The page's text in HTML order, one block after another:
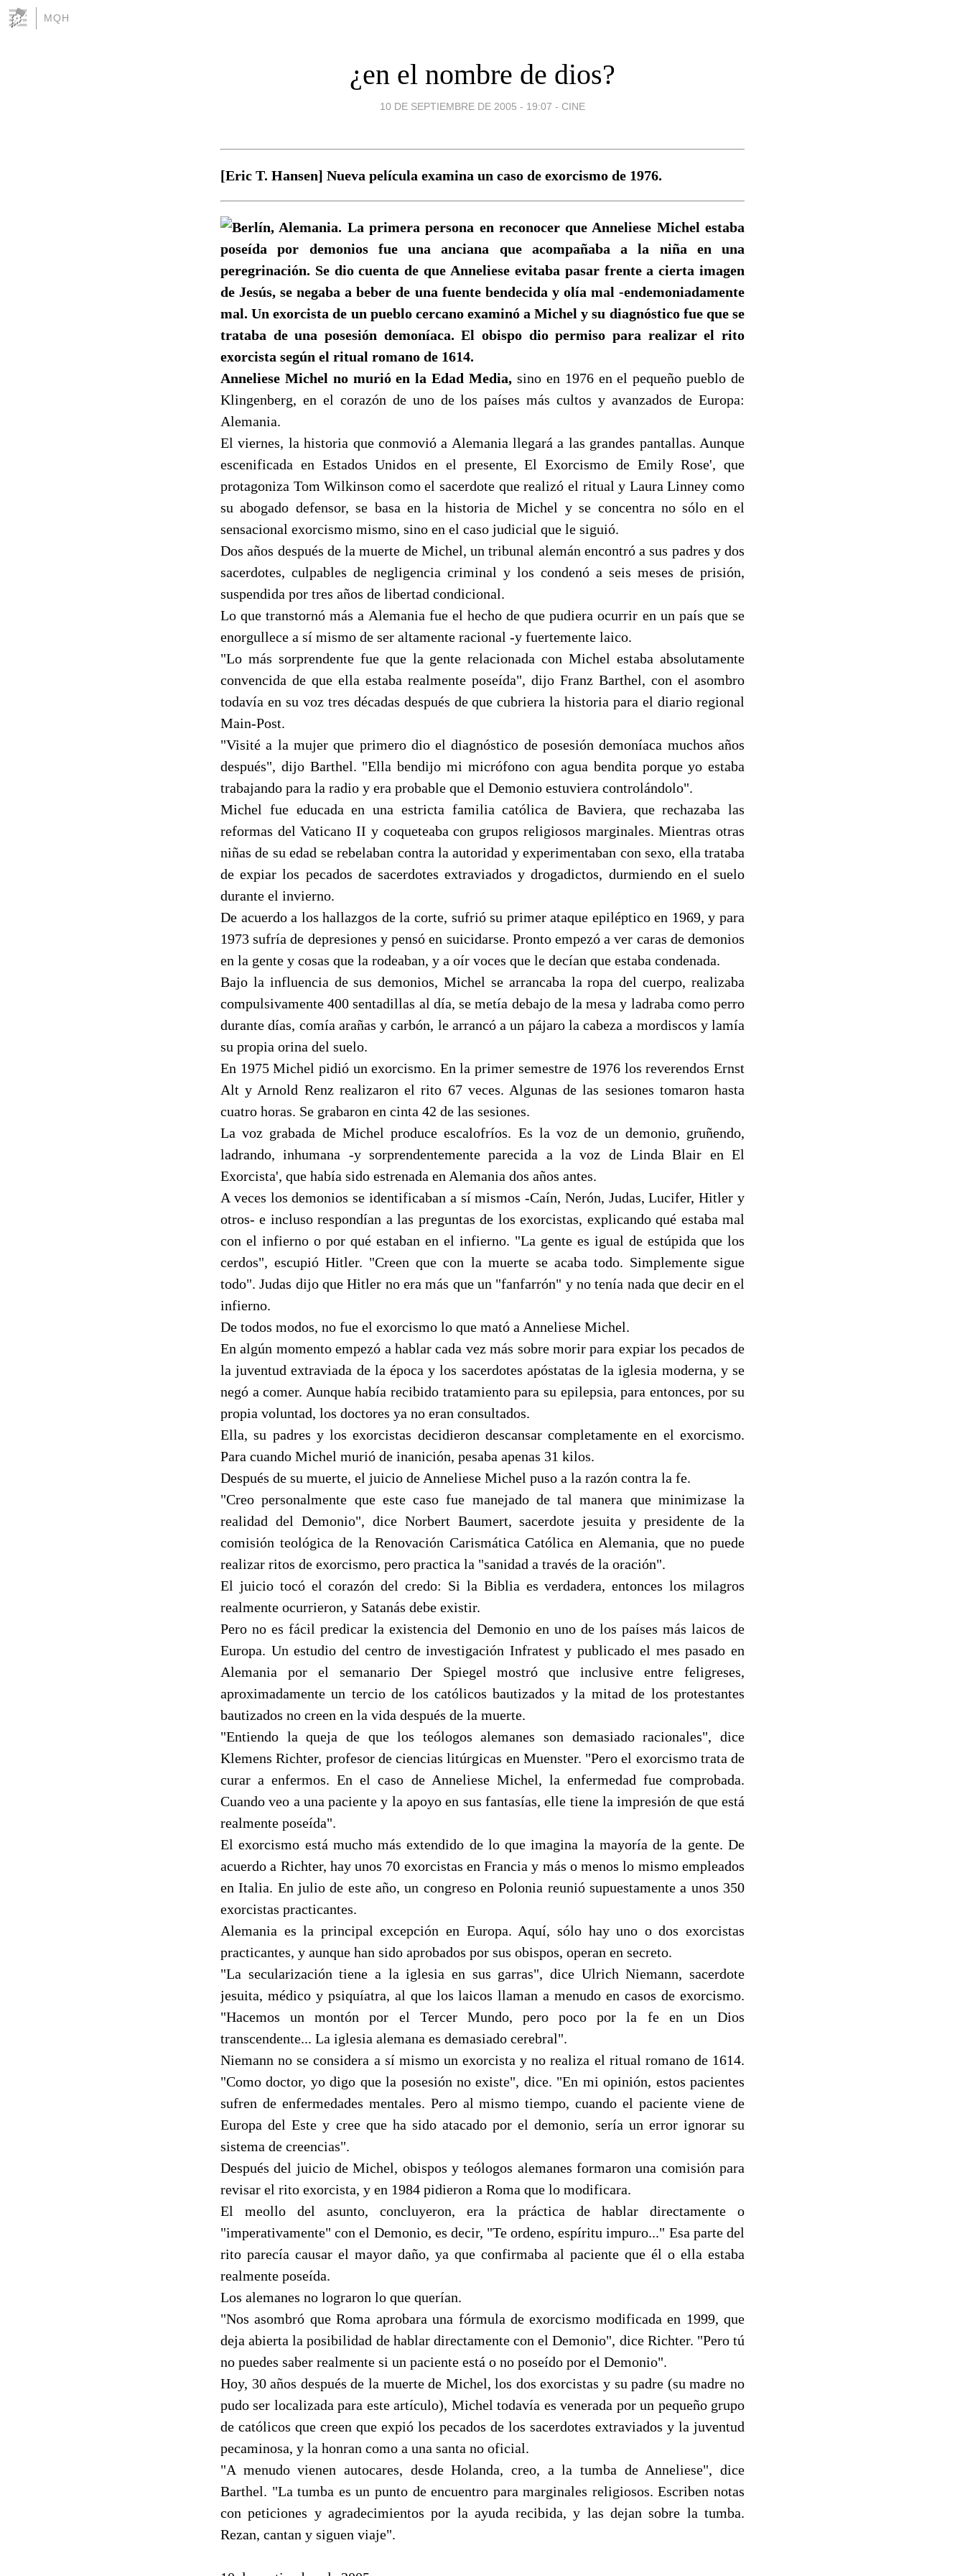
MQH
¿en el nombre de dios?
10 DE SEPTIEMBRE DE 2005 - 19:07 - CINE
[Eric T. Hansen] Nueva película examina un caso de exorcismo de 1976.
Berlín, Alemania. La primera persona en reconocer que Anneliese Michel estaba
poseída por demonios fue una anciana que acompañaba a la niña en una
peregrinación. Se dio cuenta de que Anneliese evitaba pasar frente a cierta imagen
de Jesús, se negaba a beber de una fuente bendecida y olía mal -endemoniadamente
mal. Un exorcista de un pueblo cercano examinó a Michel y su diagnóstico fue que se
trataba de una posesión demoníaca. El obispo dio permiso para realizar el rito
exorcista según el ritual romano de 1614.
Anneliese Michel no murió en la Edad Media, sino en 1976 en el pequeño pueblo de
Klingenberg, en el corazón de uno de los países más cultos y avanzados de Europa:
Alemania.
El viernes, la historia que conmovió a Alemania llegará a las grandes pantallas. Aunque
escenificada en Estados Unidos en el presente, El Exorcismo de Emily Rose', que
protagoniza Tom Wilkinson como el sacerdote que realizó el ritual y Laura Linney como
su abogado defensor, se basa en la historia de Michel y se concentra no sólo en el
sensacional exorcismo mismo, sino en el caso judicial que le siguió.
Dos años después de la muerte de Michel, un tribunal alemán encontró a sus padres y dos
sacerdotes, culpables de negligencia criminal y los condenó a seis meses de prisión,
suspendida por tres años de libertad condicional.
Lo que transtornó más a Alemania fue el hecho de que pudiera ocurrir en un país que se
enorgullece a sí mismo de ser altamente racional -y fuertemente laico.
"Lo más sorprendente fue que la gente relacionada con Michel estaba absolutamente
convencida de que ella estaba realmente poseída", dijo Franz Barthel, con el asombro
todavía en su voz tres décadas después de que cubriera la historia para el diario regional
Main-Post.
"Visité a la mujer que primero dio el diagnóstico de posesión demoníaca muchos años
después", dijo Barthel. "Ella bendijo mi micrófono con agua bendita porque yo estaba
trabajando para la radio y era probable que el Demonio estuviera controlándolo".
Michel fue educada en una estricta familia católica de Baviera, que rechazaba las
reformas del Vaticano II y coqueteaba con grupos religiosos marginales. Mientras otras
niñas de su edad se rebelaban contra la autoridad y experimentaban con sexo, ella trataba
de expiar los pecados de sacerdotes extraviados y drogadictos, durmiendo en el suelo
durante el invierno.
De acuerdo a los hallazgos de la corte, sufrió su primer ataque epiléptico en 1969, y para
1973 sufría de depresiones y pensó en suicidarse. Pronto empezó a ver caras de demonios
en la gente y cosas que la rodeaban, y a oír voces que le decían que estaba condenada.
Bajo la influencia de sus demonios, Michel se arrancaba la ropa del cuerpo, realizaba
compulsivamente 400 sentadillas al día, se metía debajo de la mesa y ladraba como perro
durante días, comía arañas y carbón, le arrancó a un pájaro la cabeza a mordiscos y lamía
su propia orina del suelo.
En 1975 Michel pidió un exorcismo. En la primer semestre de 1976 los reverendos Ernst
Alt y Arnold Renz realizaron el rito 67 veces. Algunas de las sesiones tomaron hasta
cuatro horas. Se grabaron en cinta 42 de las sesiones.
La voz grabada de Michel produce escalofríos. Es la voz de un demonio, gruñendo,
ladrando, inhumana -y sorprendentemente parecida a la voz de Linda Blair en El
Exorcista', que había sido estrenada en Alemania dos años antes.
A veces los demonios se identificaban a sí mismos -Caín, Nerón, Judas, Lucifer, Hitler y
otros- e incluso respondían a las preguntas de los exorcistas, explicando qué estaba mal
con el infierno o por qué estaban en el infierno. "La gente es igual de estúpida que los
cerdos", escupió Hitler. "Creen que con la muerte se acaba todo. Simplemente sigue
todo". Judas dijo que Hitler no era más que un "fanfarrón" y no tenía nada que decir en el
infierno.
De todos modos, no fue el exorcismo lo que mató a Anneliese Michel.
En algún momento empezó a hablar cada vez más sobre morir para expiar los pecados de
la juventud extraviada de la época y los sacerdotes apóstatas de la iglesia moderna, y se
negó a comer. Aunque había recibido tratamiento para su epilepsia, para entonces, por su
propia voluntad, los doctores ya no eran consultados.
Ella, su padres y los exorcistas decidieron descansar completamente en el exorcismo.
Para cuando Michel murió de inanición, pesaba apenas 31 kilos.
Después de su muerte, el juicio de Anneliese Michel puso a la razón contra la fe.
"Creo personalmente que este caso fue manejado de tal manera que minimizase la
realidad del Demonio", dice Norbert Baumert, sacerdote jesuita y presidente de la
comisión teológica de la Renovación Carismática Católica en Alemania, que no puede
realizar ritos de exorcismo, pero practica la "sanidad a través de la oración".
El juicio tocó el corazón del credo: Si la Biblia es verdadera, entonces los milagros
realmente ocurrieron, y Satanás debe existir.
Pero no es fácil predicar la existencia del Demonio en uno de los países más laicos de
Europa. Un estudio del centro de investigación Infratest y publicado el mes pasado en
Alemania por el semanario Der Spiegel mostró que inclusive entre feligreses,
aproximadamente un tercio de los católicos bautizados y la mitad de los protestantes
bautizados no creen en la vida después de la muerte.
"Entiendo la queja de que los teólogos alemanes son demasiado racionales", dice
Klemens Richter, profesor de ciencias litúrgicas en Muenster. "Pero el exorcismo trata de
curar a enfermos. En el caso de Anneliese Michel, la enfermedad fue comprobada.
Cuando veo a una paciente y la apoyo en sus fantasías, elle tiene la impresión de que está
realmente poseída".
El exorcismo está mucho más extendido de lo que imagina la mayoría de la gente. De
acuerdo a Richter, hay unos 70 exorcistas en Francia y más o menos lo mismo empleados
en Italia. En julio de este año, un congreso en Polonia reunió supuestamente a unos 350
exorcistas practicantes.
Alemania es la principal excepción en Europa. Aquí, sólo hay uno o dos exorcistas
practicantes, y aunque han sido aprobados por sus obispos, operan en secreto.
"La secularización tiene a la iglesia en sus garras", dice Ulrich Niemann, sacerdote
jesuita, médico y psiquíatra, al que los laicos llaman a menudo en casos de exorcismo.
"Hacemos un montón por el Tercer Mundo, pero poco por la fe en un Dios
transcendente... La iglesia alemana es demasiado cerebral".
Niemann no se considera a sí mismo un exorcista y no realiza el ritual romano de 1614.
"Como doctor, yo digo que la posesión no existe", dice. "En mi opinión, estos pacientes
sufren de enfermedades mentales. Pero al mismo tiempo, cuando el paciente viene de
Europa del Este y cree que ha sido atacado por el demonio, sería un error ignorar su
sistema de creencias".
Después del juicio de Michel, obispos y teólogos alemanes formaron una comisión para
revisar el rito exorcista, y en 1984 pidieron a Roma que lo modificara.
El meollo del asunto, concluyeron, era la práctica de hablar directamente o
"imperativamente" con el Demonio, es decir, "Te ordeno, espíritu impuro..." Esa parte del
rito parecía causar el mayor daño, ya que confirmaba al paciente que él o ella estaba
realmente poseída.
Los alemanes no lograron lo que querían.
"Nos asombró que Roma aprobara una fórmula de exorcismo modificada en 1999, que
deja abierta la posibilidad de hablar directamente con el Demonio", dice Richter. "Pero tú
no puedes saber realmente si un paciente está o no poseído por el Demonio".
Hoy, 30 años después de la muerte de Michel, los dos exorcistas y su padre (su madre no
pudo ser localizada para este artículo), Michel todavía es venerada por un pequeño grupo
de católicos que creen que expió los pecados de los sacerdotes extraviados y la juventud
pecaminosa, y la honran como a una santa no oficial.
"A menudo vienen autocares, desde Holanda, creo, a la tumba de Anneliese", dice
Barthel. "La tumba es un punto de encuentro para marginales religiosos. Escriben notas
con peticiones y agradecimientos por la ayuda recibida, y las dejan sobre la tumba.
Rezan, cantan y siguen viaje".